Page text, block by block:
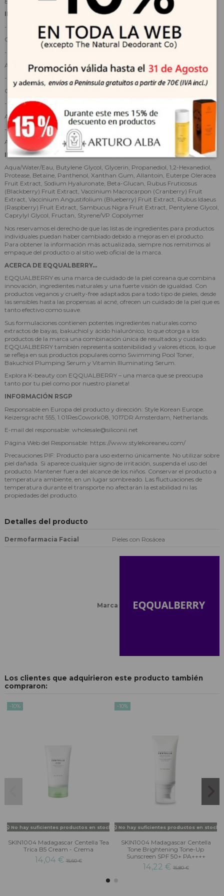
INGREDIENTES CLAVE
-
5-Berry Complex:
Combinación antioxidante de frutos rojos que revitaliza y protege la piel.
-
Aporta hidratación profunda y duradera.
-
Pantenol
Calma, repara y refuerza la barrera cutánea.
-
Centella Asiática y Beta-g0lucano
Ayudan a calmar y mejorar la resistencia de la piel.
-Extractos de frutos rojos:
Aportan luminosidad y acción antioxidante.
INCI
Aqua/Water/Eau, Butylene Glycol, Glycerin, Propanediol, 1,2-Hexanediol,
Protease, Betaine, Panthenol, Xanthan Gum, Allantoin, Euterpe Oleracea
Fruit Extract, Sodium Hyaluronate, Beta-Glucan, Rubus Fruticosus
(Blackberry) Fruit Extract, Vaccinium Macrocarpon (Cranberry) Fruit
Extract, Vaccinium Angustifolium (Blueberry) Fruit Extract, Rubus Idaeus
(Raspberry) Fruit Extract, Sambucus Nigra Fruit Extract, Pentylene Glycol,
Caprylyl Glycol, Fructan, Styrene/VP Copolymer
Nos reservamos el derecho de que las listas de ingredientes para productos
individuales puedan haber cambiado debido a mejoras en el producto.
Para obtener la información más actualizada, siempre nos remitimos al
empaque del producto o al sitio web oficial de la marca.
ACERCA DE EQQUALBERRY...
EQQUALBERRY es una marca de cuidado de la piel coreana que combina
innovación, ingredientes naturales y una fuerte visión de igualdad. Con
productos veganos y cruelty-free adaptados para todo tipo de pieles, desde
las sensibles hasta las propensas al acné, ofrecen un cuidado de la piel que es
tanto efectivo como suave.
Sus formulaciones contienen potentes ingredientes naturales como
extractos de bayas, bakuchiol y ácido hialurónico, lo que otorga a los
productos de la marca una combinación única de resultados y cuidado.
EQQUALBERRY también representa sostenibilidad y valores éticos, lo que
se refleja en sus productos populares como Swimming Pool Toner,
Bakuchiol Plumping Serum y Vitamin Illuminating Serum.
Explora K-beauty con EQQUALBERRY – una marca que se preocupa
tanto por tu piel como por nuestro planeta!
INFORMACIÓN RSGP
Responsable en Europa del producto y dirección: Style Korean Europe.
Keizersgracht 555, 1.01ResCowork08, 1017DR Amsterdam, Netherlands.
E-mail del responsable: wholesale@siliconii.net
Página Web del Responsable: https://www.stylekoreaneu.com/
Precauciones PIF: Producto para uso externo únicamente. No utilizar sobre
piel dañada. Si aparece cualquier signo de irritación, suspenda el uso del
producto. Mantener fuera del alcance de los niños. Conservar el producto a
temperatura ambiente, en un lugar sombreado. Las fluctuaciones de
temperatura durante el transporte no afectarán la estabilidad ni las
propiedades del producto.
Detalles del producto
Dermofarmacia Facial Pieles con Rosácea
Marca
Los clientes que adquirieron este producto también
compraron:
-10%
No hay suficientes productos en stock
SKIN1004 Madagascar Centella Tea
Trica B5 Cream - Crema
14,04 €15,60 €
-10%
No hay suficientes productos en stock
SKIN1004 Madagascar Centella
Tone Brightening Tone-Up
Sunscreen SPF 50+ PA++++
14,22 €15,80 €